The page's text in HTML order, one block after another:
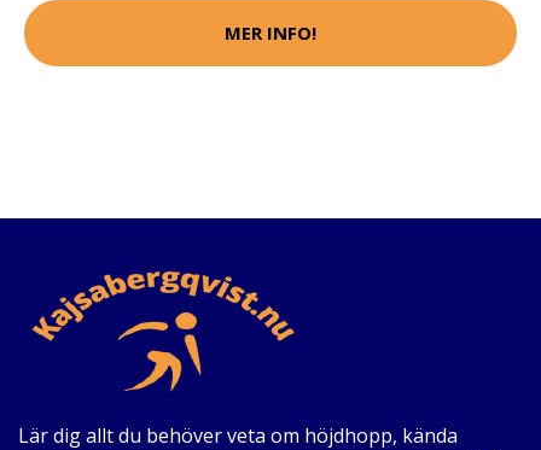
MER INFO!
Lär dig allt du behöver veta om höjdhopp, kända